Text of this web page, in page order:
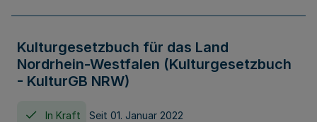
Kulturgesetzbuch für das Land
Nordrhein-Westfalen (Kulturgesetzbuch
- KulturGB NRW)
In Kraft Seit 01. Januar 2022